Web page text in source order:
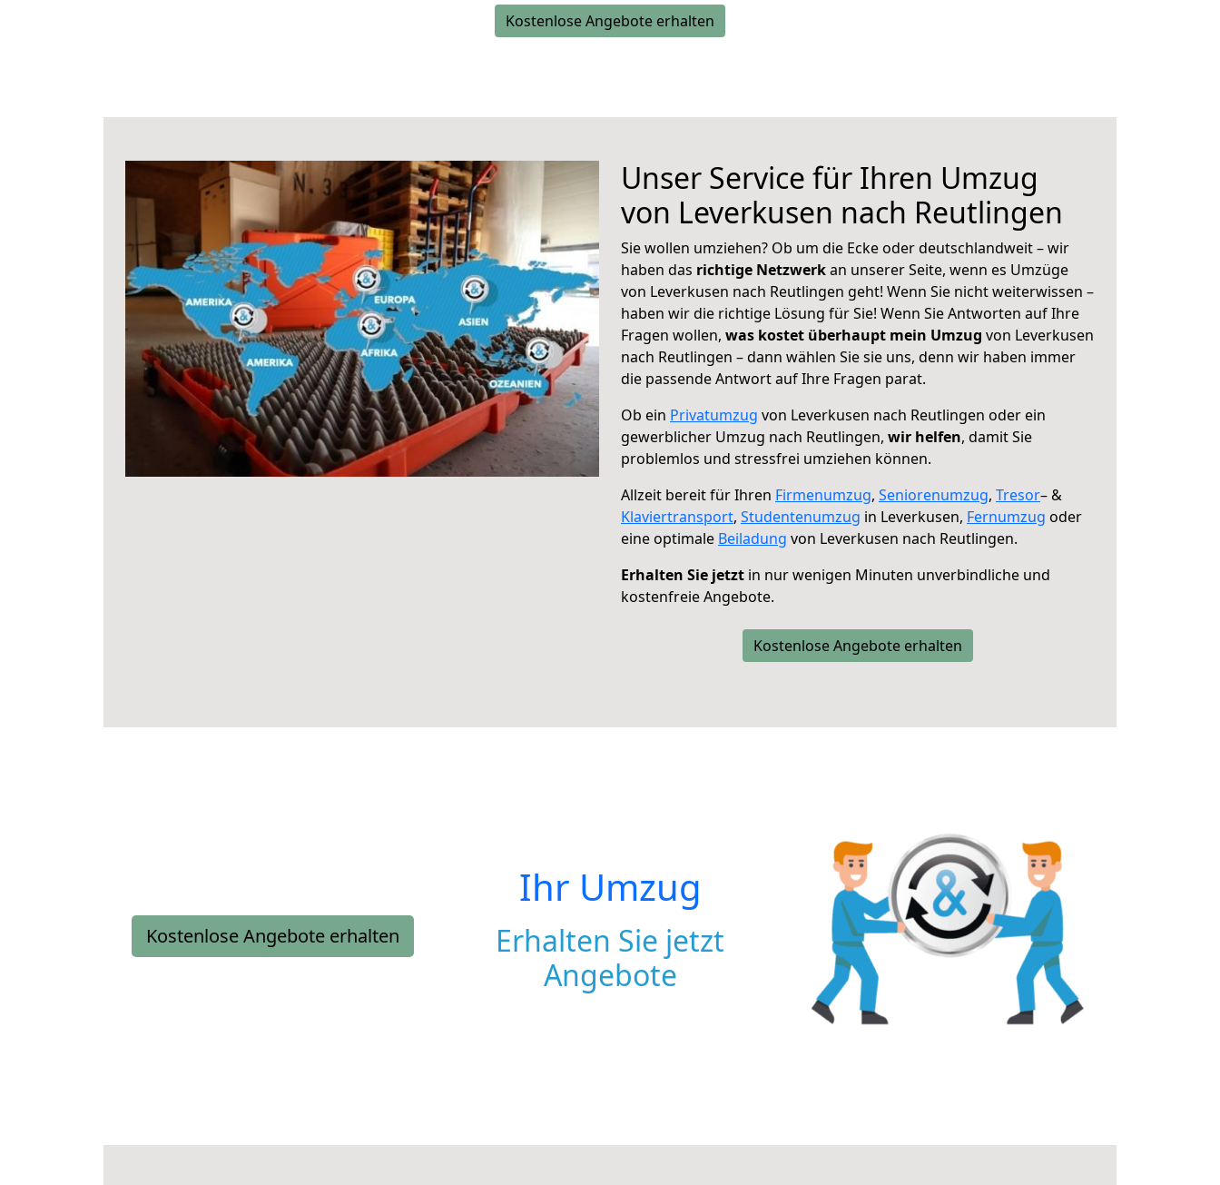
Kostenlose Angebote erhalten
Unser Service für Ihren Umzug
von Leverkusen nach Reutlingen
Sie wollen umziehen? Ob um die Ecke oder deutschlandweit – wir
haben das richtige Netzwerkan unserer Seite, wenn es Umzüge
von Leverkusen nach Reutlingen geht! Wenn Sie nicht weiterwissen –
haben wir die richtige Lösung für Sie! Wenn Sie Antworten auf Ihre
Fragen wollen, was kostet überhaupt mein Umzug von Leverkusen
nach Reutlingen – dann wählen Sie sie uns, denn wir haben immer
die passende Antwort auf Ihre Fragen parat.
Ob ein Privatumzug von Leverkusen nach Reutlingen oder ein
gewerblicher Umzug nach Reutlingen, wir helfen, damit Sie
problemlos und stressfrei umziehen können.
Allzeit bereit für Ihren Firmenumzug, Seniorenumzug, Tresor– &
Klaviertransport, Studentenumzug in Leverkusen, Fernumzug oder
eine optimale Beiladung von Leverkusen nach Reutlingen.
Erhalten Sie jetzt in nur wenigen Minuten unverbindliche und
kostenfreie Angebote.
Kostenlose Angebote erhalten
Kostenlose Angebote erhalten
Ihr Umzug
Erhalten Sie jetzt
Angebote